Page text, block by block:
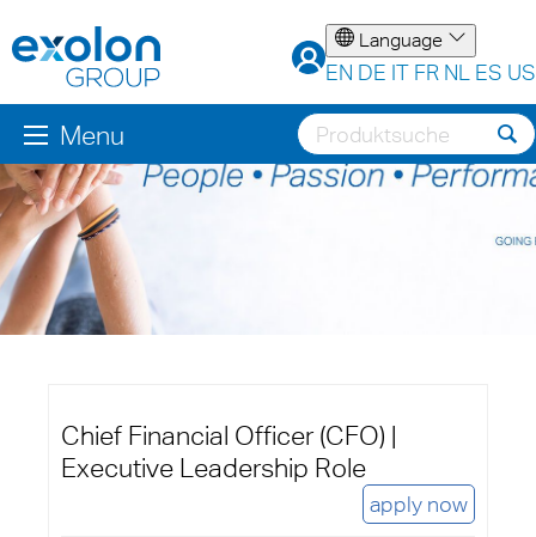
Language
EN DE IT FR NL ES US
Menu
Chief Financial Officer (CFO) |
Executive Leadership Role
apply now